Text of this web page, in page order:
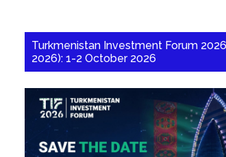
Turkmenistan Investment Forum
2026): 1-2 October 2026